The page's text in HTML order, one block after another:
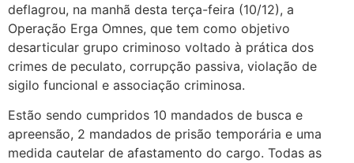
deflagrou, na manhã desta terça-feira (10/12), a
Operação Erga Omnes, que tem como objetivo
desarticular grupo criminoso voltado à prática dos
crimes de peculato, corrupção passiva, violação de
sigilo funcional e associação criminosa.
Estão sendo cumpridos 10 mandados de busca e
apreensão, 2 mandados de prisão temporária e uma
medida cautelar de afastamento do cargo. Todas as